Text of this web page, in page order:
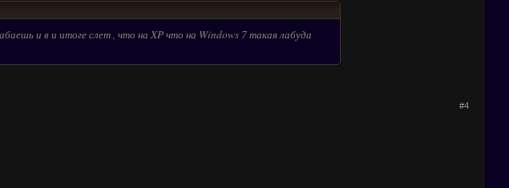
и в и итоге слет , что на XP что на Windows 7 такая лабуда
#4